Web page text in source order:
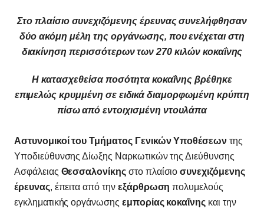
Στο πλαίσιο συνεχιζόμενης έρευνας συνελήφθησαν
δύο ακόμη μέλη της οργάνωσης, που ενέχεται στη
διακίνηση περισσότερων των 270 κιλών κοκαΐνης
Η κατασχεθείσα ποσότητα κοκαΐνης βρέθηκε
επιμελώς κρυμμένη σε ειδικά διαμορφωμένη κρύπτη
πίσω από εντοιχισμένη ντουλάπα
Αστυνομικοί του Τμήματος Γενικών Υποθέσεωντης
Υποδιεύθυνσης Δίωξης Ναρκωτικών της Διεύθυνσης
Ασφάλειας Θεσσαλονίκηςστο πλαίσιοσυνεχιζόμενης
έρευνας, έπειτα από την εξάρθρωσηπολυμελούς
εγκληματικής οργάνωσης εμπορίας κοκαΐνης και την